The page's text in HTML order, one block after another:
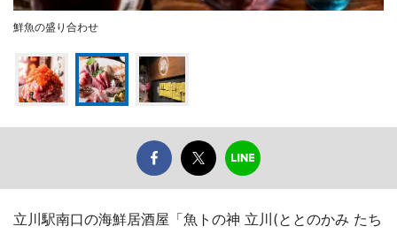
鮮魚の盛り合わせ
立川駅南口の海鮮居酒屋「魚トの神 立川(ととのかみ たち